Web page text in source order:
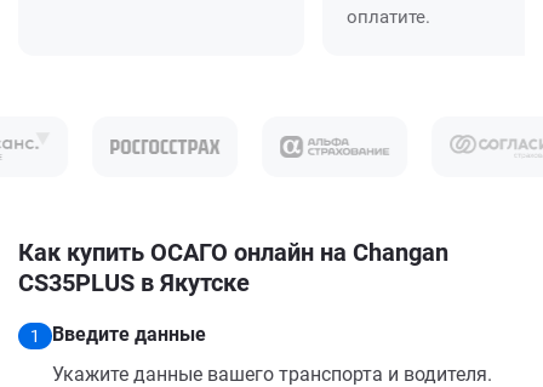
оплатите.
Как купить ОСАГО онлайн на Changan
CS35PLUS в Якутске
1
Введите данные
Укажите данные вашего транспорта и водителя.